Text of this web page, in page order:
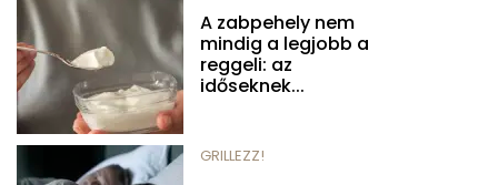
A zabpehely nem
mindig a legjobb a
reggeli: az
időseknek...
GRILLEZZ!